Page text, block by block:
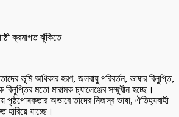
ভূমি অধিকার হরণ, জলবায়ু পরিবর্তন, ভাষার বিলুপ্তি,
মতো মারাত্মক চ্যালেঞ্জের সম্মুখীন হচ্ছে।
পৃষ্ঠপোষকতার অভাবে তাদের নিজস্ব ভাষা, ঐতিহ্যবাহী
যাচ্ছে।